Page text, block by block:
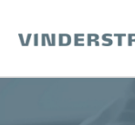
content